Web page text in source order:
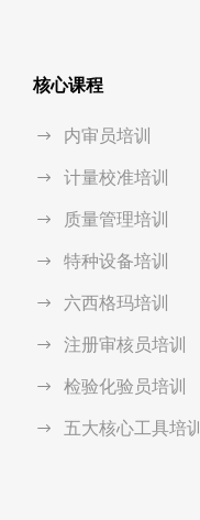
核心课程
内审员培训
计量校准培训
质量管理培训
特种设备培训
六西格玛培训
注册审核员培训
检验化验员培训
五大核心工具培训